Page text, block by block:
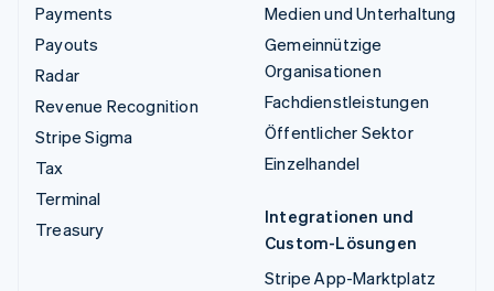
Payments
Payouts
Radar
Revenue Recognition
Stripe Sigma
Tax
Terminal
Treasury
Medien und Unterhaltung
Gemeinnützige
Organisationen
Fachdienstleistungen
Öffentlicher Sektor
Einzelhandel
Integrationen und
Custom-Lösungen
Stripe App-Marktplatz